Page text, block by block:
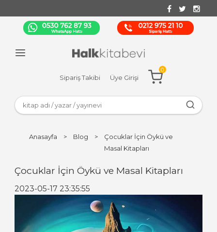
Sipariş Takibi Üye Girişi
0
Anasayfa > Blog >
Çocuklar İçin Öykü ve
Masal Kitapları
Çocuklar İçin Öykü ve Masal Kitapları
2023-05-17 23:35:55